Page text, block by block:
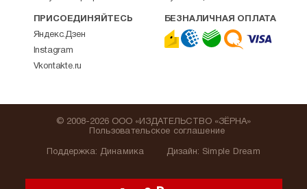
ПРИСОЕДИНЯЙТЕСЬ
Яндекс.Дзен
Instagram
Vkontakte.ru
БЕЗНАЛИЧНАЯ ОПЛАТА
Поддержка: Динамика
© 2008-2026 ООО «ИЗДАТЕЛЬСТВО «ЗЁРНА»
Пользовательское соглашение
Дизайн: Simple Dream